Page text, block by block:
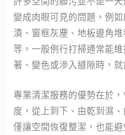
變成肉眼可見的問題，例
漬、窗框灰塵、地板邊角
等。一般例行打掃通常能
著、變色或滲入縫隙時，
專業清潔服務的優勢在於
度，從上到下、由乾到濕
僅讓空間恢復整潔，也能